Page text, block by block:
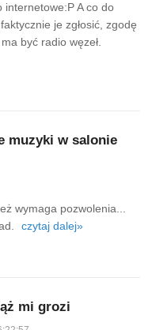
internetowe:P A co do
je zgłosić, zgodę
być radio węzeł.
muzyki w salonie
wymaga pozwolenia...
czytaj dalej»
mi grozi